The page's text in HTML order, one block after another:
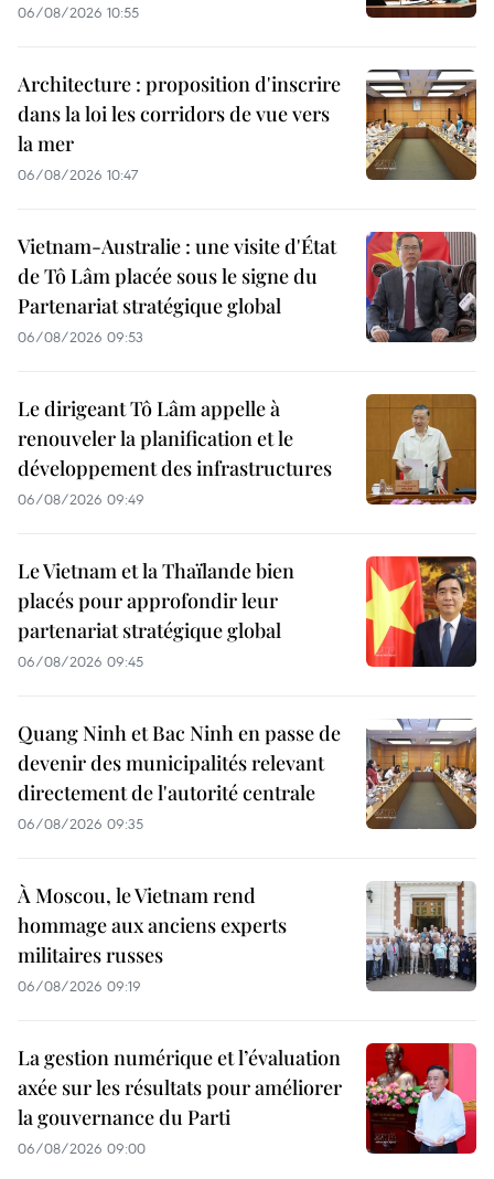
06/08/2026 10:55
Architecture : proposition d'inscrire
dans la loi les corridors de vue vers
la mer
06/08/2026 10:47
Vietnam-Australie : une visite d'État
de Tô Lâm placée sous le signe du
Partenariat stratégique global
06/08/2026 09:53
Le dirigeant Tô Lâm appelle à
renouveler la planification et le
développement des infrastructures
06/08/2026 09:49
Le Vietnam et la Thaïlande bien
placés pour approfondir leur
partenariat stratégique global
06/08/2026 09:45
Quang Ninh et Bac Ninh en passe de
devenir des municipalités relevant
directement de l'autorité centrale
06/08/2026 09:35
À Moscou, le Vietnam rend
hommage aux anciens experts
militaires russes
06/08/2026 09:19
La gestion numérique et l’évaluation
axée sur les résultats pour améliorer
la gouvernance du Parti
06/08/2026 09:00